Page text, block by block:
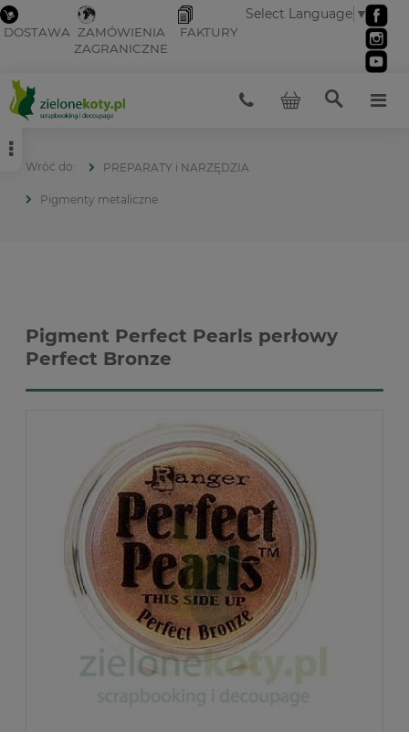
DOSTAWA ZAMÓWIENIA
ZAGRANICZNE
FAKTURY
Select Language ▼
PREPARATY i NARZĘDZIA
Pigmenty metaliczne
Pigment Perfect Pearls perłowy
Perfect Bronze